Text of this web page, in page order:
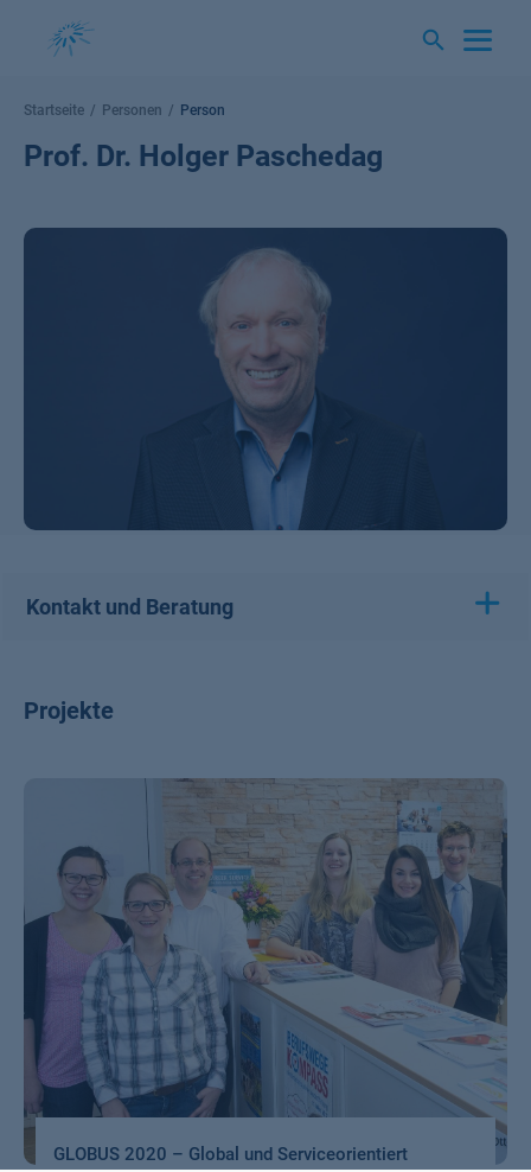
Startseite Personen Person
Prof. Dr. Holger Paschedag
Kontakt und Beratung
Projekte
GLOBUS 2020 – Global und Serviceorientiert